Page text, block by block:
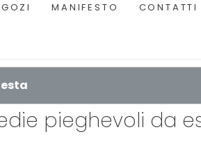
MANIFESTO CONTATTI
pieghevoli da